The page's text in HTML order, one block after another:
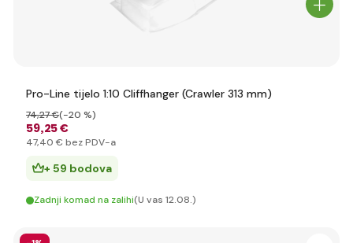
Pro-Line tijelo 1:10 Cliffhanger (Crawler 313 mm)
59,25 €
74,27 €(-20 %)
47,40 € bez PDV-a
+ 59 bodova
Zadnji komad na zalihi(U vas 12.08.)